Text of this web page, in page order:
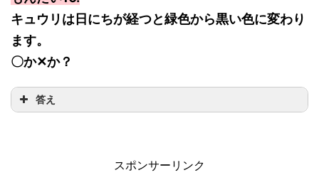
キュウリは日にちが経つと緑色から黒い色に変わり
ます。
〇か✕か？
答え
スポンサーリンク